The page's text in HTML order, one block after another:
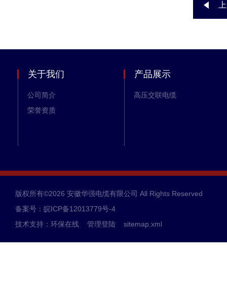
关于我们
公司简介
荣誉资质
产品展示
高压交联电缆
版权所有©2026 安徽华强电缆有限公司 All Rights Reserved
备案号：皖ICP备12013779号-4
技术支持： 环保在线 管理登陆 sitemap.xml